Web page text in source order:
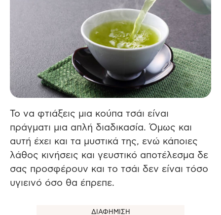
Το να φτιάξεις μια κούπα τσάι είναι
πράγματι μια απλή διαδικασία. Όμως και
αυτή έχει και τα μυστικά της, ενώ κάποιες
λάθος κινήσεις και γευστικό αποτέλεσμα δε
σας προσφέρουν και το τσάι δεν είναι τόσο
υγιεινό όσο θα έπρεπε.